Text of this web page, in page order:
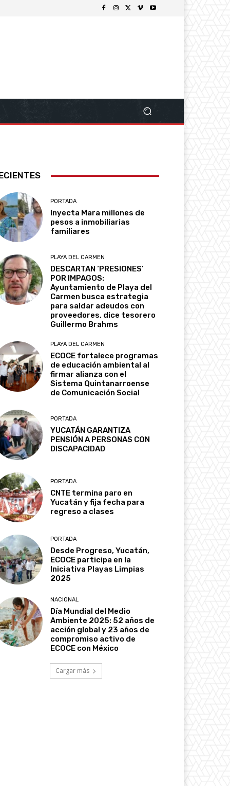
PORTADA
Inyecta Mara millones de
pesos a inmobiliarias
familiares
PLAYA DEL CARMEN
DESCARTAN ‘PRESIONES’
POR IMPAGOS:
Ayuntamiento de Playa del
Carmen busca estrategia
para saldar adeudos con
proveedores, dice tesorero
Guillermo Brahms
PLAYA DEL CARMEN
ECOCE fortalece programas
de educación ambiental al
firmar alianza con el
Sistema Quintanarroense
de Comunicación Social
PORTADA
YUCATÁN GARANTIZA
PENSIÓN A PERSONAS CON
DISCAPACIDAD
PORTADA
CNTE termina paro en
Yucatán y fija fecha para
regreso a clases
PORTADA
Desde Progreso, Yucatán,
ECOCE participa en la
Iniciativa Playas Limpias
2025
NACIONAL
Día Mundial del Medio
Ambiente 2025: 52 años de
acción global y 23 años de
compromiso activo de
ECOCE con México
Cargar más